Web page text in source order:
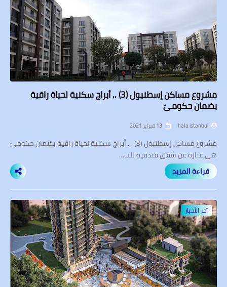
مشروع مساكن إسطنبول (3) .. أبراج سكنية لحياة راقية
بضمان حكوميّ
hala istanbul
مشروع مساكن إسطنبول (3) .. أبراج سكنية لحياة راقية بضمان حكوميّ
هي عبارة عن شقق فندقية للب…
قراءة المزيد
آخر الأخبار